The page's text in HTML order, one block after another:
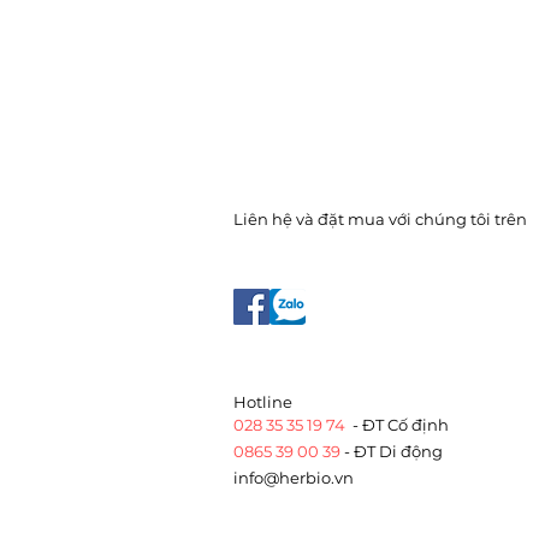
Liên hệ và đặt mua với chúng tôi trên
​Hotline
028 35 35 19 74 - ĐT Cố định
0865 39 00 39- ĐT Di động
info@herbio.vn